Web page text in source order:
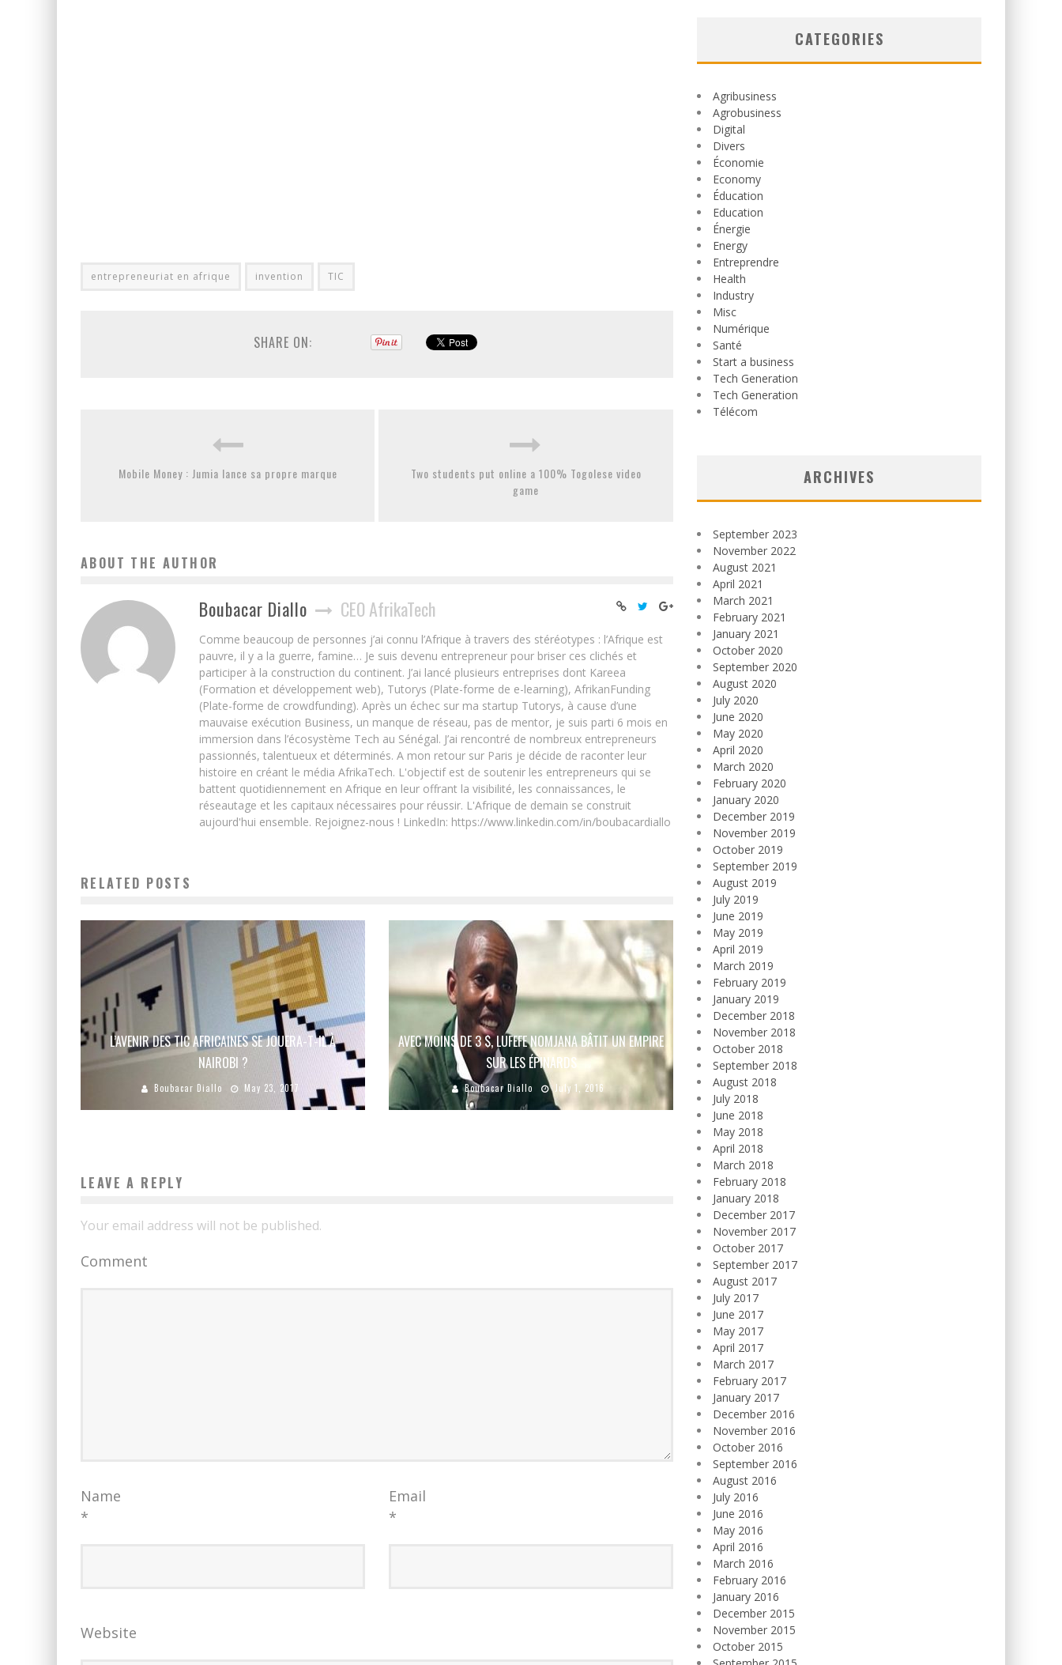
entrepreneuriat en afrique invention TIC
SHARE ON:
Mobile Money : Jumia lance sa propre marque
Two students put online a 100% Togolese video
game
ABOUT THE AUTHOR
Boubacar Diallo CEO AfrikaTech
Comme beaucoup de personnes j’ai connu l’Afrique à travers des stéréotypes : l’Afrique est
pauvre, il y a la guerre, famine… Je suis devenu entrepreneur pour briser ces clichés et
participer à la construction du continent. J’ai lancé plusieurs entreprises dont Kareea
(Formation et développement web), Tutorys (Plate-forme de e-learning), AfrikanFunding
(Plate-forme de crowdfunding). Après un échec sur ma startup Tutorys, à cause d’une
mauvaise exécution Business, un manque de réseau, pas de mentor, je suis parti 6 mois en
immersion dans l’écosystème Tech au Sénégal. J’ai rencontré de nombreux entrepreneurs
passionnés, talentueux et déterminés. A mon retour sur Paris je décide de raconter leur
histoire en créant le média AfrikaTech. L'objectif est de soutenir les entrepreneurs qui se
battent quotidiennement en Afrique en leur offrant la visibilité, les connaissances, le
réseautage et les capitaux nécessaires pour réussir. L'Afrique de demain se construit
aujourd'hui ensemble. Rejoignez-nous ! LinkedIn: https://www.linkedin.com/in/boubacardiallo
RELATED POSTS
L’AVENIR DES TIC AFRICAINES SE JOUERA-T-IL À
NAIROBI ?
Boubacar Diallo May 23, 2017
AVEC MOINS DE 3 $, LUFEFE NOMJANA BÂTIT UN EMPIRE
SUR LES ÉPINARDS
Boubacar Diallo July 1, 2016
LEAVE A REPLY
Your email address will not be published.
Comment
Name
*
Email
*
Website
CATEGORIES
Agribusiness
Agrobusiness
Digital
Divers
Économie
Economy
Éducation
Education
Énergie
Energy
Entreprendre
Health
Industry
Misc
Numérique
Santé
Start a business
Tech Generation
Tech Generation
Télécom
ARCHIVES
September 2023
November 2022
August 2021
April 2021
March 2021
February 2021
January 2021
October 2020
September 2020
August 2020
July 2020
June 2020
May 2020
April 2020
March 2020
February 2020
January 2020
December 2019
November 2019
October 2019
September 2019
August 2019
July 2019
June 2019
May 2019
April 2019
March 2019
February 2019
January 2019
December 2018
November 2018
October 2018
September 2018
August 2018
July 2018
June 2018
May 2018
April 2018
March 2018
February 2018
January 2018
December 2017
November 2017
October 2017
September 2017
August 2017
July 2017
June 2017
May 2017
April 2017
March 2017
February 2017
January 2017
December 2016
November 2016
October 2016
September 2016
August 2016
July 2016
June 2016
May 2016
April 2016
March 2016
February 2016
January 2016
December 2015
November 2015
October 2015